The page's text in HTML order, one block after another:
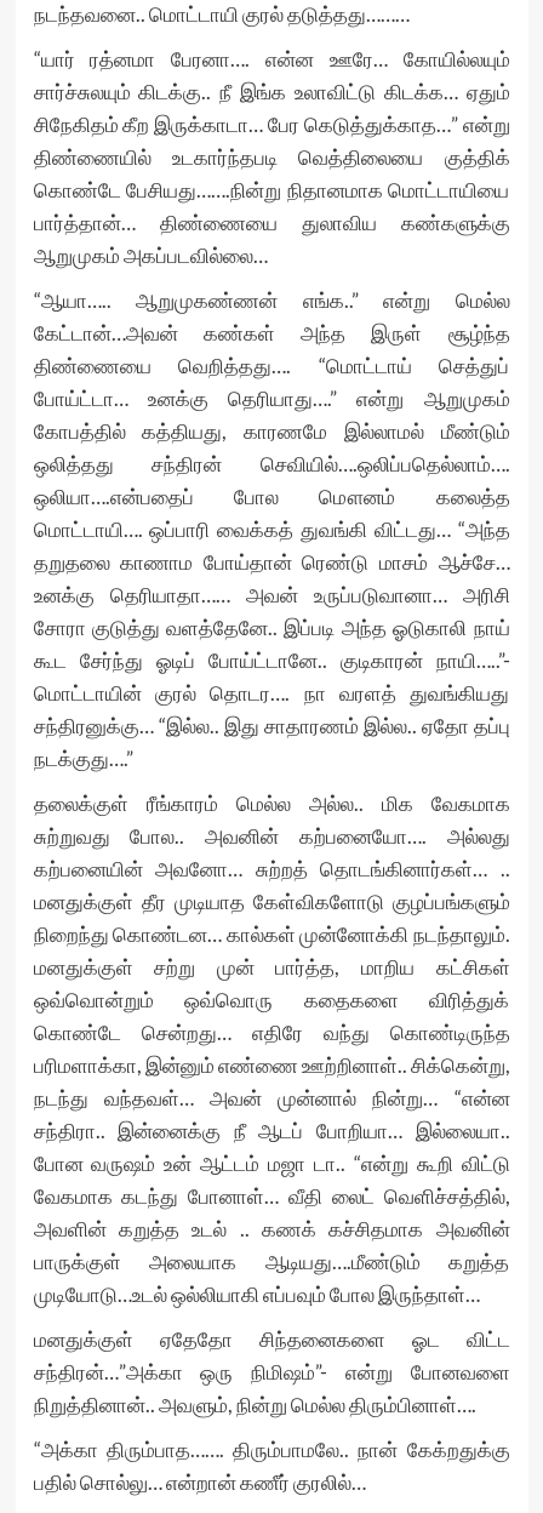
நடந்தவனை.. மொட்டாயி குரல் தடுத்தது………
“யார் ரத்னமா பேரனா…. என்ன ஊரே… கோயில்லயும்
சார்ச்சுலயும் கிடக்கு.. நீ இங்க உலாவிட்டு கிடக்க… ஏதும்
சிநேகிதம் கீற இருக்காடா… பேர கெடுத்துக்காத…” என்று
திண்ணையில் உடகார்ந்தபடி வெத்திலையை குத்திக்
கொண்டே பேசியது…….நின்று நிதானமாக மொட்டாயியை
பார்த்தான்… திண்ணையை துலாவிய கண்களுக்கு
ஆறுமுகம் அகப்படவில்லை…
“ஆயா….. ஆறுமுகண்ணன் எங்க..” என்று மெல்ல
கேட்டான்…அவன் கண்கள் அந்த இருள் சூழ்ந்த
திண்ணையை வெறித்தது…. “மொட்டாய் செத்துப்
போய்ட்டா… உனக்கு தெரியாது….” என்று ஆறுமுகம்
கோபத்தில் கத்தியது, காரணமே இல்லாமல் மீண்டும்
ஒலித்தது சந்திரன் செவியில்….ஒலிப்பதெல்லாம்….
ஒலியா….என்பதைப் போல மௌனம் கலைத்த
மொட்டாயி…. ஒப்பாரி வைக்கத் துவங்கி விட்டது… “அந்த
தறுதலை காணாம போய்தான் ரெண்டு மாசம் ஆச்சே…
உனக்கு தெரியாதா…… அவன் உருப்படுவானா… அரிசி
சோரா குடுத்து வளத்தேனே.. இப்படி அந்த ஓடுகாலி நாய்
கூட சேர்ந்து ஓடிப் போய்ட்டானே.. குடிகாரன் நாயி…..”-
மொட்டாயின் குரல் தொடர…. நா வரளத் துவங்கியது
சந்திரனுக்கு… “இல்ல.. இது சாதாரணம் இல்ல.. ஏதோ தப்பு
நடக்குது….”
தலைக்குள் ரீங்காரம் மெல்ல அல்ல.. மிக வேகமாக
சுற்றுவது போல.. அவனின் கற்பனையோ…. அல்லது
கற்பனையின் அவனோ… சுற்றத் தொடங்கினார்கள்… ..
மனதுக்குள் தீர முடியாத கேள்விகளோடு குழப்பங்களும்
நிறைந்து கொண்டன… கால்கள் முன்னோக்கி நடந்தாலும்.
மனதுக்குள் சற்று முன் பார்த்த, மாறிய கட்சிகள்
ஒவ்வொன்றும் ஒவ்வொரு கதைகளை விரித்துக்
கொண்டே சென்றது… எதிரே வந்து கொண்டிருந்த
பரிமளாக்கா, இன்னும் எண்ணை ஊற்றினாள்.. சிக்கென்று,
நடந்து வந்தவள்… அவன் முன்னால் நின்று… “என்ன
சந்திரா.. இன்னைக்கு நீ ஆடப் போறியா… இல்லையா..
போன வருஷம் உன் ஆட்டம் மஜா டா.. “என்று கூறி விட்டு
வேகமாக கடந்து போனாள்… வீதி லைட் வெளிச்சத்தில்,
அவளின் கறுத்த உடல் .. கணக் கச்சிதமாக அவனின்
பாருக்குள் அலையாக ஆடியது….மீண்டும் கறுத்த
முடியோடு…உடல் ஒல்லியாகி எப்பவும் போல இருந்தாள்…
மனதுக்குள் ஏதேதோ சிந்தனைகளை ஓட விட்ட
சந்திரன்…”அக்கா ஒரு நிமிஷம்”- என்று போனவளை
நிறுத்தினான்.. அவளும், நின்று மெல்ல திரும்பினாள்….
“அக்கா திரும்பாத……. திரும்பாமலே.. நான் கேக்றதுக்கு
பதில் சொல்லு… என்றான் கணீர் குரலில்…